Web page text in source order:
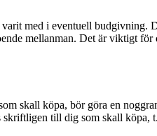
med i eventuell budgivning.
mellanman. Det är viktigt
skall köpa, bör göra en
till dig som skall köpa,